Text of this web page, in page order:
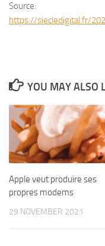
Source:
https://siecledigital.fr/
YOU MAY ALSO
Apple veut produire ses
propres modems
29 NOVEMBER 2021